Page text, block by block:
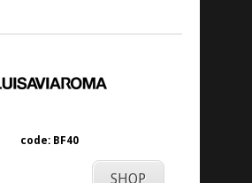
code: BF40
SHOP